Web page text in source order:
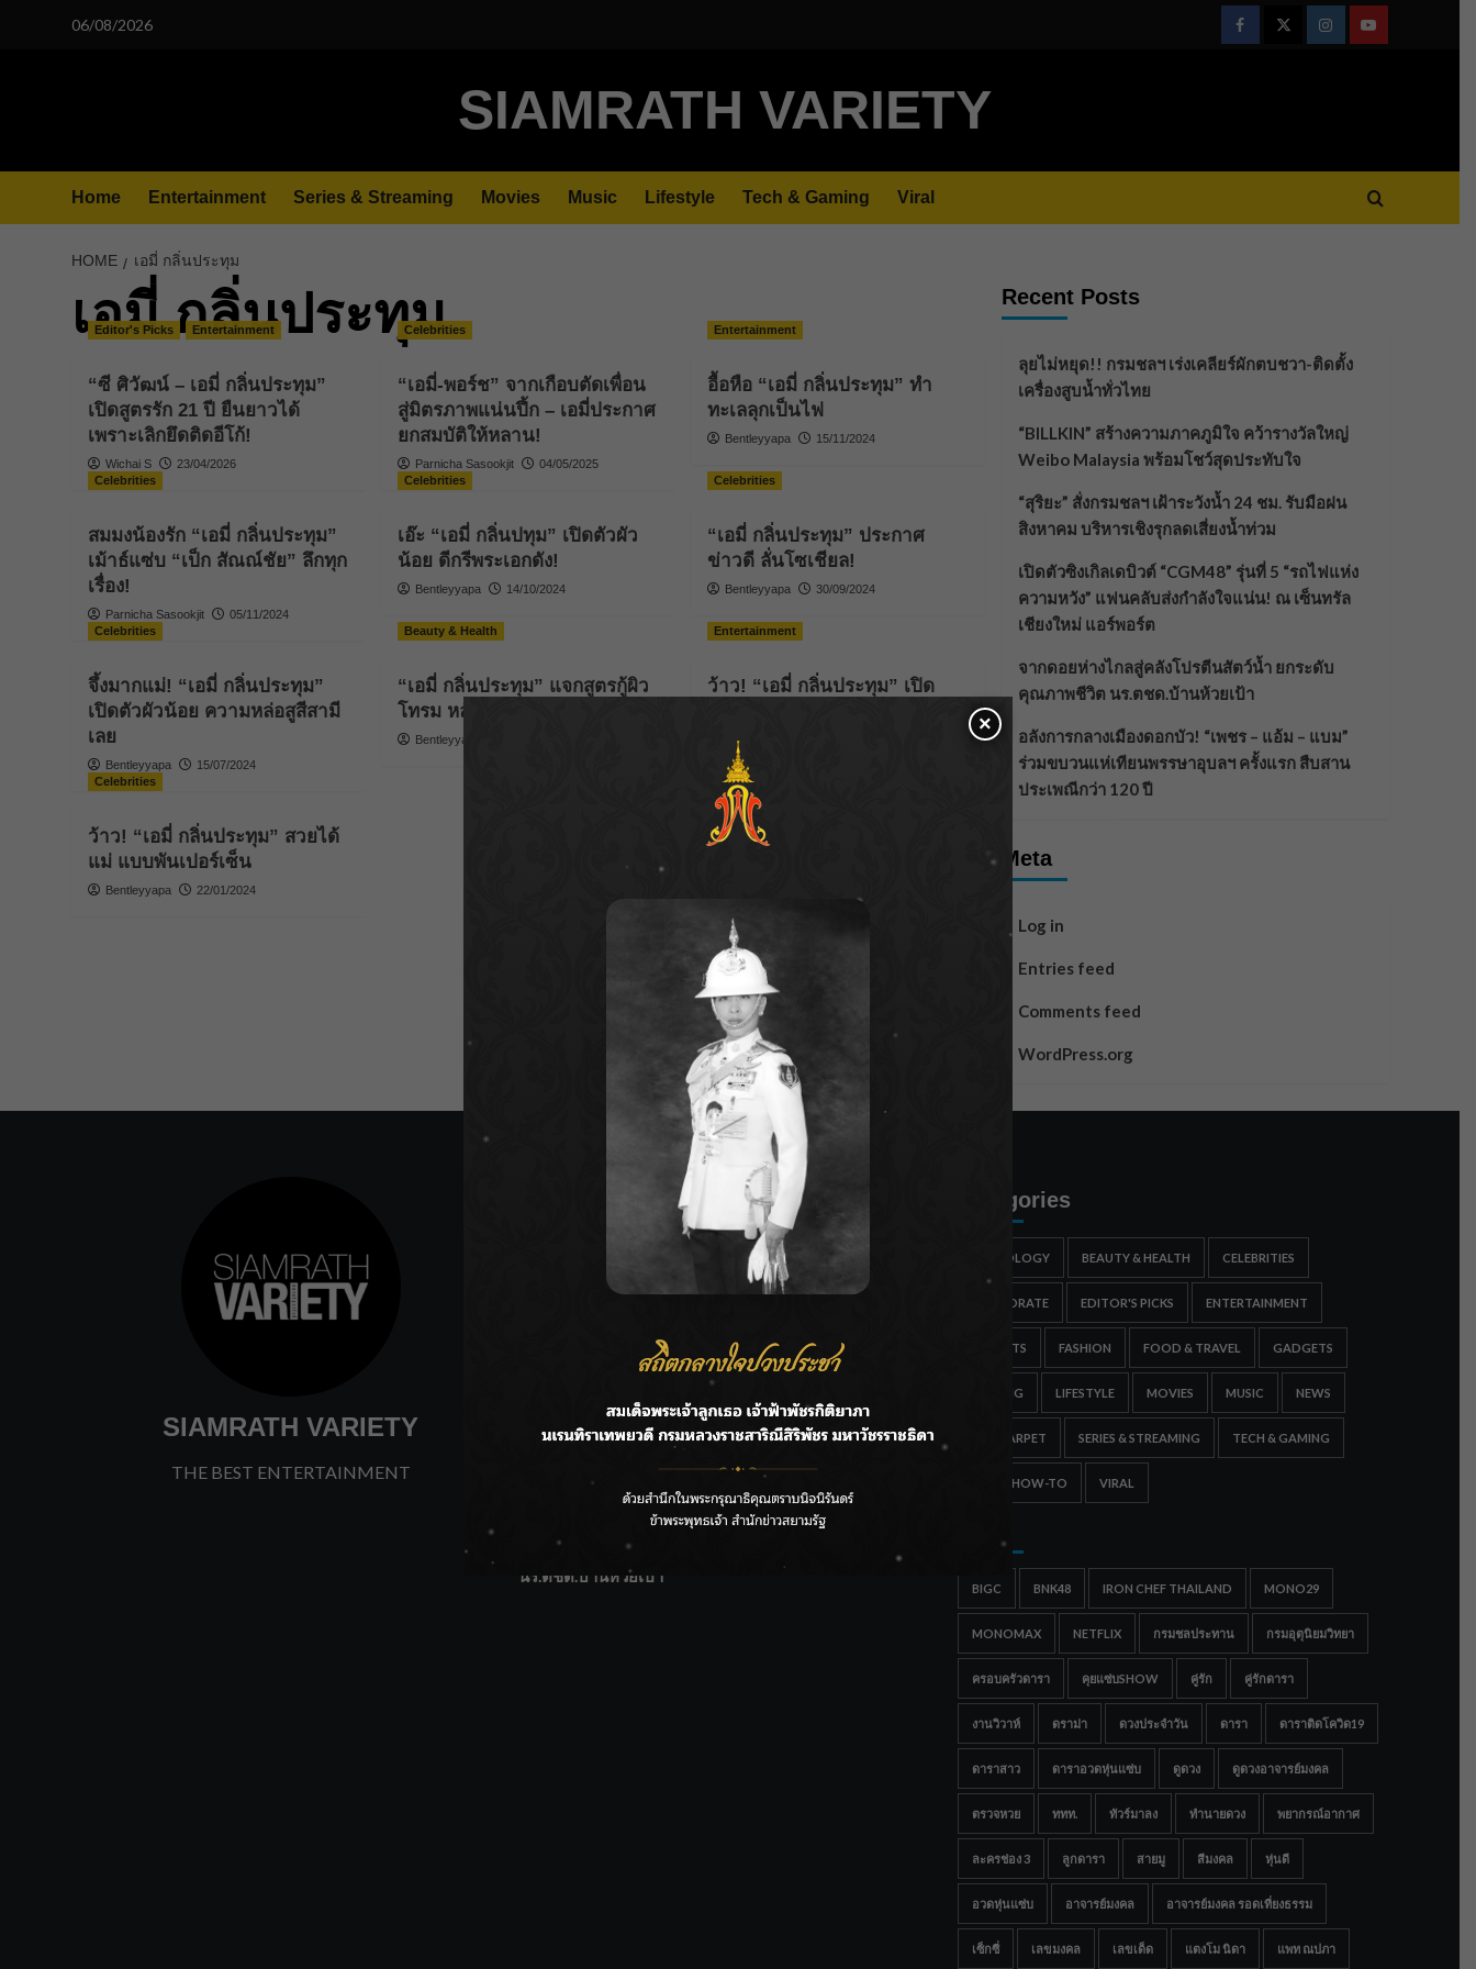
06/08/2026
FacebookTwitterInstagramYoutube
SIAMRATH VARIETY
Home Entertainment Series & Streaming Movies Music Lifestyle Tech & Gaming Viral
HOME เอมี่ กลิ่นประทุม
เอมี่ กลิ่นประทุม
Editor's Picks Entertainment
“ซี ศิวัฒน์ – เอมี่ กลิ่นประทุม”
เปิดสูตรรัก 21 ปี ยืนยาวได้
เพราะเลิกยึดติดอีโก้!
Wichai S 23/04/2026
Celebrities
“เอมี่-พอร์ช” จากเกือบตัดเพื่อน
สู่มิตรภาพแน่นปึ้ก – เอมี่ประกาศ
ยกสมบัติให้หลาน!
Parnicha Sasookjit 04/05/2025
Entertainment
อื้อหือ “เอมี่ กลิ่นประทุม” ทำ
ทะเลลุกเป็นไฟ
Bentleyyapa 15/11/2024
Celebrities
สมมงน้องรัก “เอมี่ กลิ่นประทุม”
เม้าธ์แซ่บ “เป็ก สัณณ์ชัย” ลึกทุก
เรื่อง!
Parnicha Sasookjit 05/11/2024
Celebrities
เอ๊ะ “เอมี่ กลิ่นปทุม” เปิดตัวผัว
น้อย ดีกรีพระเอกดัง!
Bentleyyapa 14/10/2024
Celebrities
“เอมี่ กลิ่นประทุม” ประกาศ
ข่าวดี ลั่นโซเชียล!
Bentleyyapa 30/09/2024
Celebrities
จึ้งมากแม่! “เอมี่ กลิ่นประทุม”
เปิดตัวผัวน้อย ความหล่อสูสีสามี
เลย
Bentleyyapa 15/07/2024
Beauty & Health
“เอมี่ กลิ่นประทุม” แจกสูตรกู้ผิว
โทรม หลังปาร์ตี้หนัก!
Bentleyyapa
Entertainment
ว้าว! “เอมี่ กลิ่นประทุม” เปิด
Bentleyyapa
Celebrities
ว้าว! “เอมี่ กลิ่นประทุม” สวยได้
แม่ แบบพันเปอร์เซ็น
Bentleyyapa 22/01/2024
Recent Posts
ลุยไม่หยุด!! กรมชลฯ เร่งเคลียร์ผักตบชวา-ติดตั้ง
เครื่องสูบน้ำทั่วไทย
“BILLKIN” สร้างความภาคภูมิใจ คว้ารางวัลใหญ่
Weibo Malaysia พร้อมโชว์สุดประทับใจ
“สุริยะ” สั่งกรมชลฯ เฝ้าระวังน้ำ 24 ชม. รับมือฝน
สิงหาคม บริหารเชิงรุกลดเสี่ยงน้ำท่วม
เปิดตัวซิงเกิลเดบิวต์ “CGM48” รุ่นที่ 5 “รถไฟแห่ง
ความหวัง” แฟนคลับส่งกำลังใจแน่น! ณ เซ็นทรัล
เชียงใหม่ แอร์พอร์ต
จากดอยห่างไกลสู่คลังโปรตีนสัตว์น้ำ ยกระดับ
คุณภาพชีวิต นร.ตชด.บ้านห้วยเป้า
อลังการกลางเมืองดอกบัว! “เพชร – แอ้ม – แบม”
ร่วมขบวนแห่เทียนพรรษาอุบลฯ ครั้งแรก สืบสาน
ประเพณีกว่า 120 ปี
Meta
Log in
Entries feed
Comments feed
WordPress.org
SIAMRATH VARIETY
THE BEST ENTERTAINMENT
ลุยไม่หยุด!! กรมชลฯ เร่งเคลียร์ผักตบชวา-ติดตั้งเครื่องสูบน้ำ
Malaysia พร้อมโชว์สุดประทับใจ
“สุริยะ” สั่งกรมชลฯ เฝ้าระวังน้ำ 24 ชม. รับมือฝนสิงหาคม
บริหารเชิงรุกลดเสี่ยงน้ำท่วม
เปิดตัวซิงเกิลเดบิวต์ “CGM48” รุ่นที่ 5 “รถไฟแห่งความหวัง”
แฟนคลับส่งกำลังใจแน่น! ณ เซ็นทรัลเชียงใหม่ แอร์พอร์ต
จากดอยห่างไกลสู่คลังโปรตีนสัตว์น้ำ ยกระดับคุณภาพชีวิต
นร.ตชด.บ้านห้วยเป้า
Categories
ASTROLOGY BEAUTY & HEALTH CELEBRITIES
CORPORATE EDITOR'S PICKS ENTERTAINMENT
ESPORTS FASHION FOOD & TRAVEL GADGETS
GAMING LIFESTYLE MOVIES MUSIC NEWS
RED CARPET SERIES & STREAMING TECH & GAMING
TIPS & HOW-TO VIRAL
BIGC BNK48 IRON CHEF THAILAND MONO29
MONOMAX NETFLIX กรมชลประทาน กรมอุตุนิยมวิทยา
ครอบครัวดารา คุยแซ่บSHOW คู่รัก คู่รักดารา
งานวิวาห์ ดราม่า ดวงประจำวัน ดารา ดาราติดโควิด19
ดาราสาว ดาราอวดหุ่นแซ่บ ดูดวง ดูดวงอาจารย์มงคล
ตรวจหวย ททท. ทัวร์มาลง ทำนายดวง พยากรณ์อากาศ
ละครช่อง 3 ลูกดารา สายมู สีมงคล หุ่นดี
อวดหุ่นแซ่บ อาจารย์มงคล อาจารย์มงคล รอดเที่ยงธรรม
เซ็กซี่ เลขมงคล เลขเด็ด แตงโม นิดา แพท ณปภา
×